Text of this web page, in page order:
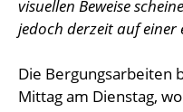
visuellen Beweise
jedoch derzeit auf einer
Die Bergungsarbeiten
Mittag am Dienstag,